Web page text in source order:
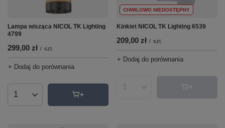
Lampa wisząca NICOL TK Lighting
4799
299,00 zł / szt.
+ Dodaj do porównania
Ilość produktów
CHWILOWO NIEDOSTĘPNY
Kinkiet NICOL TK Lighting 6539
209,00 zł / szt.
+ Dodaj do porównania
Ilość produktów